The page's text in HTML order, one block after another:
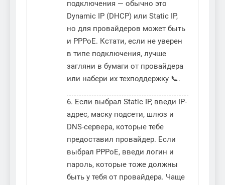
подключения — обычно это
Dynamic IP (DHCP) или Static IP,
но для провайдеров может быть
и PPPoE. Кстати, если не уверен
в типе подключения, лучше
загляни в бумаги от провайдера
или набери их техподдержку 📞.
6. Если выбрал Static IP, введи IP-
адрес, маску подсети, шлюз и
DNS-сервера, которые тебе
предоставил провайдер. Если
выбрал PPPoE, введи логин и
пароль, которые тоже должны
быть у тебя от провайдера. Чаще